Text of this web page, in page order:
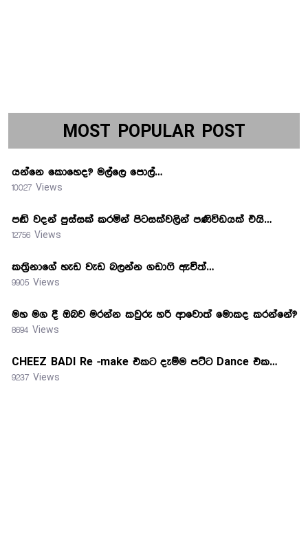
MOST POPULAR POST
යන්නෙ කොහෙද? මල්ලෙ පොල්…
10027 Views
පඬි වදන් පුස්සක් කරමින් පිටසක්වලින් පණිවිඩයක් එයි…
12756 Views
කත්‍රිනාගේ හැඩ වැඩ බලන්න ගඩාෆි ඇවිත්…
9905 Views
මහ මග දී ඔබව මරන්න කවුරු හරි ආවොත් මොකද කරන්නේ?
8694 Views
CHEEZ BADI Re -make එකට දැම්ම පට්ට Dance එක…
9237 Views